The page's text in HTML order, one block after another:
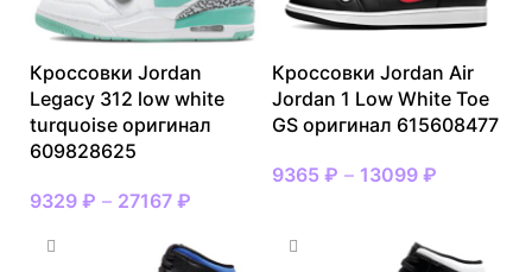
Кроссовки Jordan
Legacy 312 low white
turquoise оригинал
609828625
9329 ₽ – 27167 ₽
Кроссовки Jordan Air
Jordan 1 Low White Toe
GS оригинал 615608477
9365 ₽ – 13099 ₽